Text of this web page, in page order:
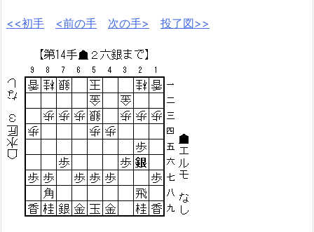
<<初手 <前の手 次の手> 投了図>>